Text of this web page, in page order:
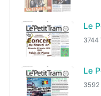
Le
3744
Le
3592